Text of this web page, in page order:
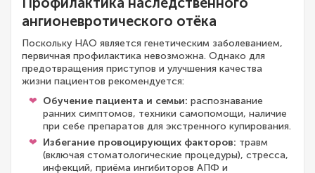
ангионевротического отёка
Поскольку НАО является генетическим заболеванием,
первичная профилактика невозможна. Однако для
предотвращения приступов и улучшения качества
жизни пациентов рекомендуется:
Обучение пациента и семьи: распознавание
ранних симптомов, техники самопомощи, наличие
при себе препаратов для экстренного купирования.
Избегание провоцирующих факторов: травм
(включая стоматологические процедуры), стресса,
инфекций, приёма ингибиторов АПФ и